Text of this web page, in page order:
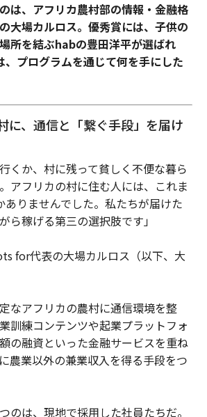
は、アフリカ農村部の情報・金融格
大場カルロス。優秀賞には、子供の
所を結ぶhabの豊田洋平が選ばれ
、プログラムを通じて何を手にした
に、通信と「繋ぐ手段」を届け
くか、村に残って貧しく不便な暮ら
アフリカの村に住む人には、これま
ありませんでした。私たちが届けた
ら稼げる第三の選択肢です」
for代表の大場カルロス（以下、大
なアフリカの農村に通信環境を整
訓練コンテンツや起業プラットフォ
の融資といった金融サービスを重ね
農業以外の兼業収入を得る手段をつ
のは、現地で採用した社員たちだ。